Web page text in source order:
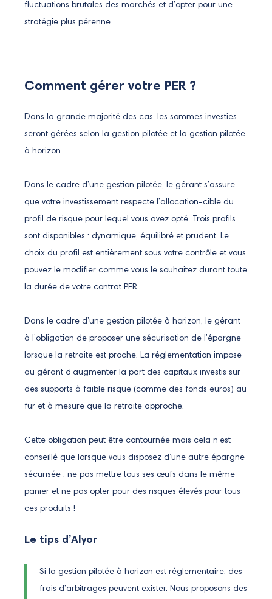
fluctuations brutales des marchés et d’opter pour une
stratégie plus pérenne.
Comment gérer votre PER ?
Dans la grande majorité des cas, les sommes investies
seront gérées selon la gestion pilotée et la gestion pilotée
à horizon.
Dans le cadre d’une gestion pilotée, le gérant s’assure
que votre investissement respecte l’allocation-cible du
profil de risque pour lequel vous avez opté. Trois profils
sont disponibles : dynamique, équilibré et prudent. Le
choix du profil est entièrement sous votre contrôle et vous
pouvez le modifier comme vous le souhaitez durant toute
la durée de votre contrat PER.
Dans le cadre d’une gestion pilotée à horizon, le gérant
à l’obligation de proposer une sécurisation de l’épargne
lorsque la retraite est proche. La réglementation impose
au gérant d’augmenter la part des capitaux investis sur
des supports à faible risque (comme des fonds euros) au
fur et à mesure que la retraite approche.
Cette obligation peut être contournée mais cela n’est
conseillé que lorsque vous disposez d’une autre épargne
sécurisée : ne pas mettre tous ses œufs dans le même
panier et ne pas opter pour des risques élevés pour tous
ces produits !
Le tips d’Alyor
Si la gestion pilotée à horizon est réglementaire, des
frais d’arbitrages peuvent exister. Nous proposons des